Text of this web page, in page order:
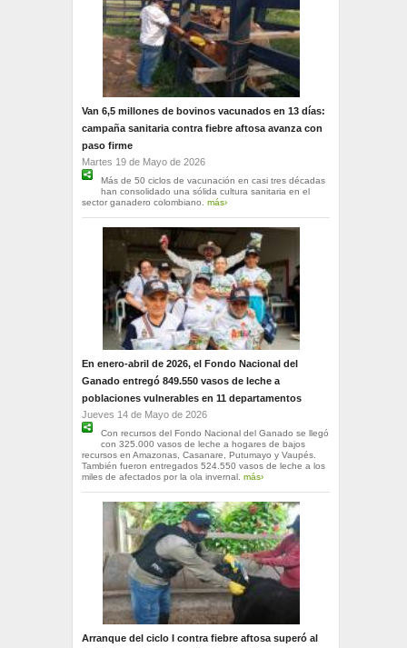
Van 6,5 millones de bovinos vacunados en 13 días:
campaña sanitaria contra fiebre aftosa avanza con
paso firme
Martes 19 de Mayo de 2026
Más de 50 ciclos de vacunación en casi tres décadas
han consolidado una sólida cultura sanitaria en el
sector ganadero colombiano. más›
En enero-abril de 2026, el Fondo Nacional del
Ganado entregó 849.550 vasos de leche a
poblaciones vulnerables en 11 departamentos
Jueves 14 de Mayo de 2026
Con recursos del Fondo Nacional del Ganado se llegó
con 325.000 vasos de leche a hogares de bajos
recursos en Amazonas, Casanare, Putumayo y Vaupés.
También fueron entregados 524.550 vasos de leche a los
miles de afectados por la ola invernal. más›
Arranque del ciclo I contra fiebre aftosa superó al